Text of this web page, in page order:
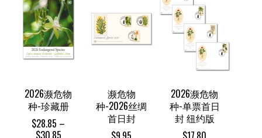
2026濒危物
种-珍藏册
$28.85 –
$30.85Price
濒危物
种-2026丝绸
首日封
2026濒危物
种-单票首日
封 纽约版